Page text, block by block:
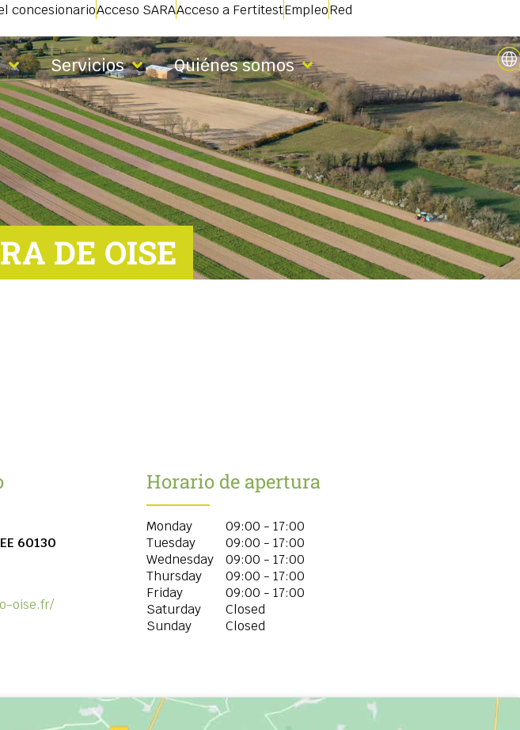
concesionarioAcceso SARAAcceso a FertitestEmpleoRed
Servicios
Quiénes somos
DE OISE
60130
oise.fr/
Horario de apertura
Monday
09:00 - 17:00
Tuesday
09:00 - 17:00
Wednesday
09:00 - 17:00
Thursday
09:00 - 17:00
Friday
09:00 - 17:00
Saturday
Closed
Sunday
Closed